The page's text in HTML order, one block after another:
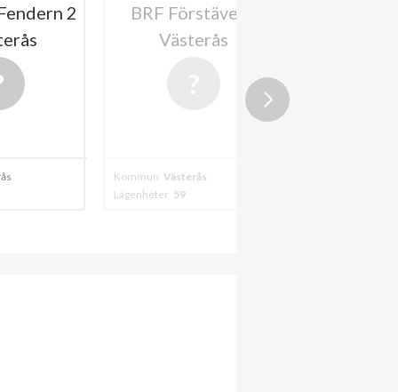
2
BRF Förstäven i
Västerås
Kommun Västerås
Lägenheter 59